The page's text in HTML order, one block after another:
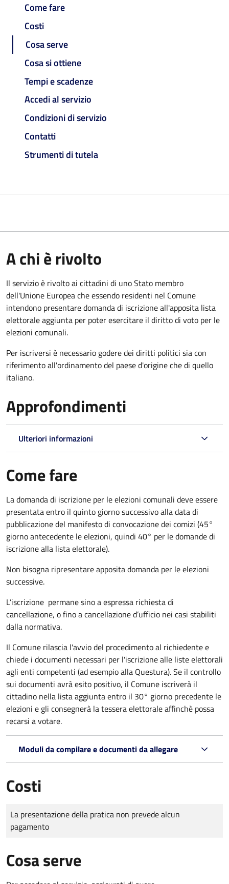
Come fare
Costi
Cosa serve
Cosa si ottiene
Tempi e scadenze
Accedi al servizio
Condizioni di servizio
Contatti
Strumenti di tutela
A chi è rivolto
Il servizio è rivolto ai cittadini di uno Stato membro
dell'Unione Europea che essendo residenti nel Comune
intendono presentare domanda di iscrizione all'apposita lista
elettorale aggiunta per poter esercitare il diritto di voto per le
elezioni comunali.
Per iscriversi è necessario godere dei diritti politici sia con
riferimento all'ordinamento del paese d'origine che di quello
italiano.
Approfondimenti
Ulteriori informazioni
Come fare
La domanda di iscrizione per le elezioni comunali deve essere
presentata entro il quinto giorno successivo alla data di
pubblicazione del manifesto di convocazione dei comizi (45°
giorno antecedente le elezioni, quindi 40° per le domande di
iscrizione alla lista elettorale).
Non bisogna ripresentare apposita domanda per le elezioni
successive.
L’iscrizione permane sino a espressa richiesta di
cancellazione, o fino a cancellazione d’ufficio nei casi stabiliti
dalla normativa.
Il Comune rilascia l'avvio del procedimento al richiedente e
chiede i documenti necessari per l'iscrizione alle liste elettorali
agli enti competenti (ad esempio alla Questura). Se il controllo
sui documenti avrà esito positivo, il Comune iscriverà il
cittadino nella lista aggiunta entro il 30° giorno precedente le
elezioni e gli consegnerà la tessera elettorale affinchè possa
recarsi a votare.
Moduli da compilare e documenti da allegare
Costi
Tipo di pagamento
Importo
La presentazione della pratica non prevede alcun
pagamento
Cosa serve